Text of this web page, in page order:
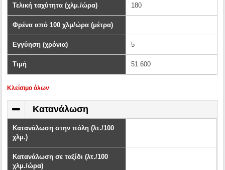
Τελική ταχύτητα (χλμ./ώρα) 180
Φρένα από 100 χλμ/ώρα (μέτρα)
Εγγύηση (χρόνια) 5
Τιμή 51.600
Kλείσιμο όλων
Κατανάλωση
Κατανάλωση στην πόλη (λτ./100
χλμ.)
Κατανάλωση σε ταξίδι (λτ./100
χλμ./ώρα)